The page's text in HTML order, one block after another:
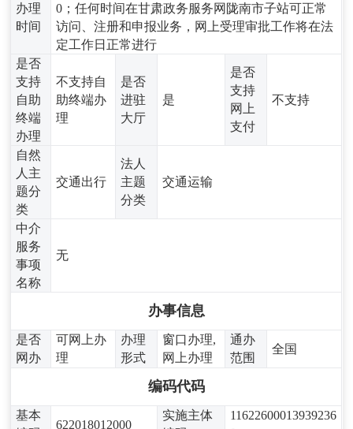
办理
时间
0；任何时间在甘肃政务服务网陇南市子站可正常
访问、注册和申报业务，网上受理审批工作将在法
定工作日正常进行
是否
支持
自助
终端
办理
不支持自
助终端办
理
是否
进驻
大厅
是
是否
支持
网上
支付
不支持
自然
人主
题分
类
交通出行
法人
主题
分类
交通运输
中介
服务
事项
名称
无
办事信息
是否
网办
可网上办
理
办理
形式
窗口办理,
网上办理
通办
范围
全国
编码代码
基本
622018012000
实施主体
11622600013939236